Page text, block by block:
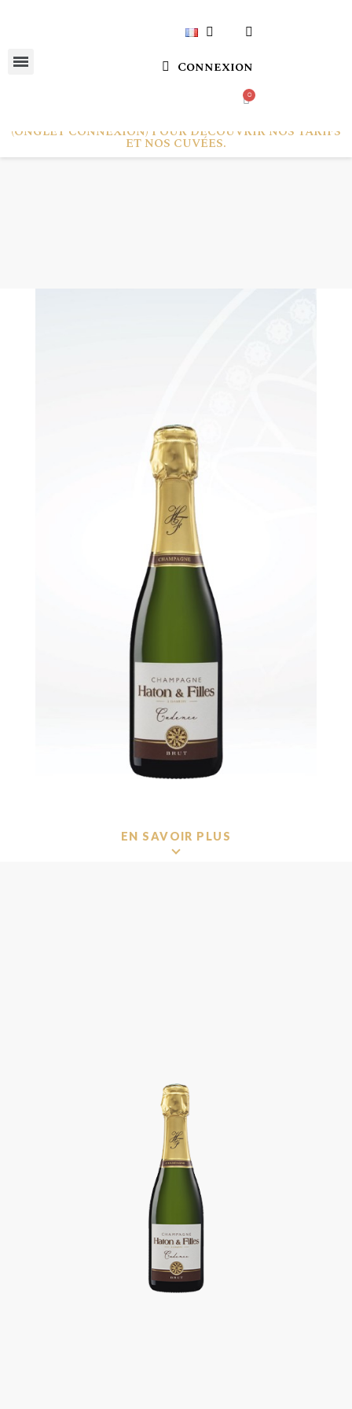
Connexion
(ONGLET CONNEXION) POUR DÉCOUVRIR NOS TARIFS
ET NOS CUVÉES.
EN SAVOIR PLUS